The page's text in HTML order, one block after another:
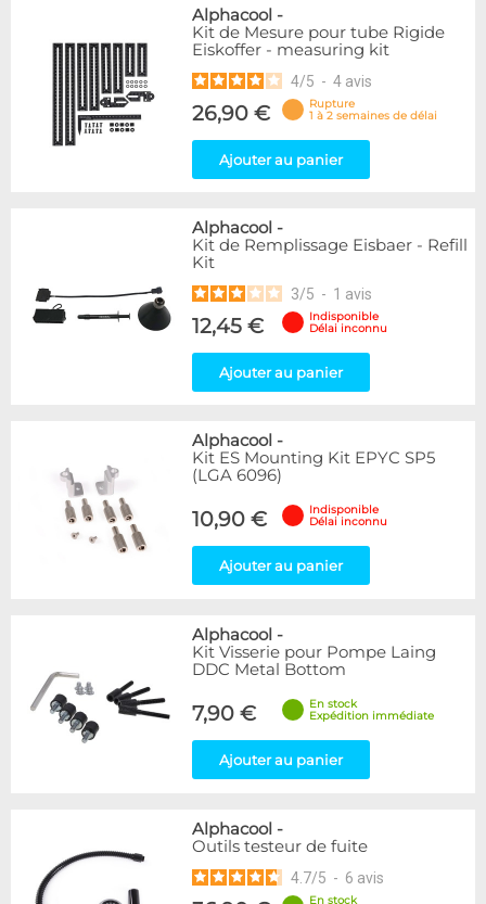
Alphacool -
Kit de Mesure pour tube Rigide
Eiskoffer - measuring kit
4/5 - 4 avis
26,90 €
Rupture
1 à 2 semaines de délai
Ajouter au panier
Alphacool -
Kit de Remplissage Eisbaer - Refill
Kit
3/5 - 1 avis
12,45 €
Indisponible
Délai inconnu
Ajouter au panier
Alphacool -
Kit ES Mounting Kit EPYC SP5
(LGA 6096)
10,90 €
Indisponible
Délai inconnu
Ajouter au panier
Alphacool -
Kit Visserie pour Pompe Laing
DDC Metal Bottom
7,90 €
En stock
Expédition immédiate
Ajouter au panier
Alphacool -
Outils testeur de fuite
4.7/5 - 6 avis
En stock